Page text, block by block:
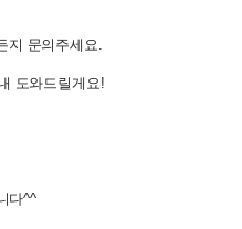
지 문의주세요.
도와드릴게요!
다^^